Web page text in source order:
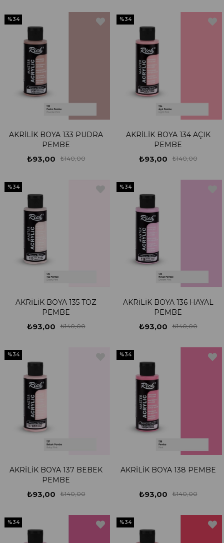
AKRİLİK BOYA 133 PUDRA
PEMBE
₺93,00 ₺140,00
%34
AKRİLİK BOYA 134 AÇIK
PEMBE
₺93,00 ₺140,00
%34
AKRİLİK BOYA 135 TOZ
PEMBE
₺93,00 ₺140,00
%34
AKRİLİK BOYA 136 HAYAL
PEMBE
₺93,00 ₺140,00
%34
AKRİLİK BOYA 137 BEBEK
PEMBE
₺93,00 ₺140,00
%34
AKRİLİK BOYA 138 PEMBE
₺93,00 ₺140,00
%34
%34 %34